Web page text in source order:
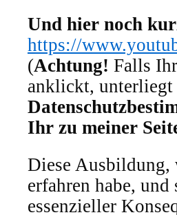
Und hier noch
https://
(Achtung! Falls
anklickt,
Ihr zu meiner
Diese Ausbildung,
erfahren habe,
essenzieller